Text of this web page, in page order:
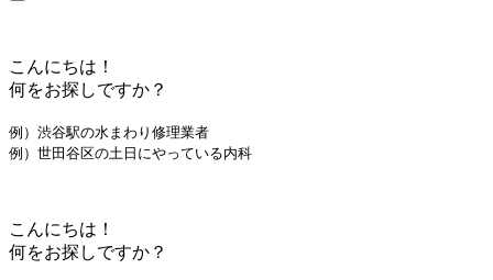
こんにちは！
何をお探しですか？
例）渋谷駅の水まわり修理業者
例）世田谷区の土日にやっている内科
こんにちは！
何をお探しですか？